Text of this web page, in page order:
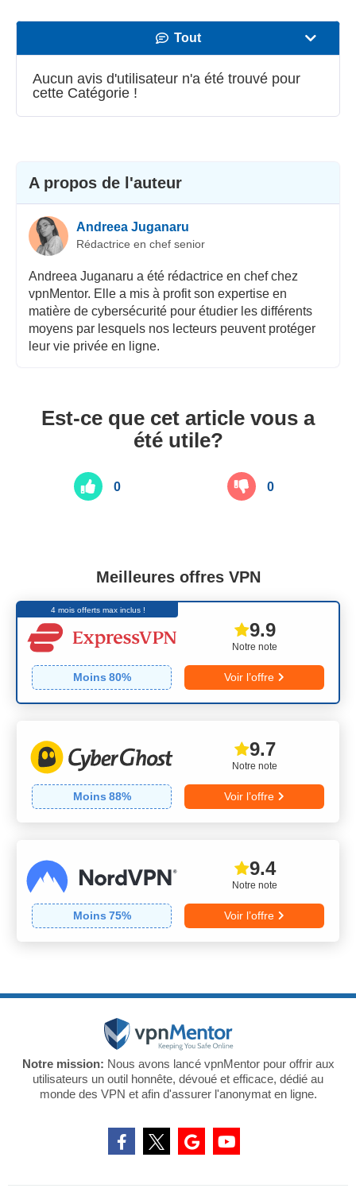
Tout
Vitesse
Aucun avis d'utilisateur n'a été trouvé pour
cette Catégorie !
A propos de l'auteur
Andreea Juganaru
Rédactrice en chef senior
Andreea Juganaru a été rédactrice en chef chez
vpnMentor. Elle a mis à profit son expertise en
matière de cybersécurité pour étudier les différents
moyens par lesquels nos lecteurs peuvent protéger
leur vie privée en ligne.
Est-ce que cet article vous a
été utile?
0 0
Meilleures offres VPN
4 mois offerts max inclus !
Notre note
9.9
Moins 80% Voir l’offre
Notre note
9.7
Moins 88% Voir l’offre
Notre note
9.4
Moins 75% Voir l’offre
Notre mission: Nous avons lancé vpnMentor pour offrir aux
utilisateurs un outil honnête, dévoué et efficace, dédié au
monde des VPN et afin d'assurer l'anonymat en ligne.